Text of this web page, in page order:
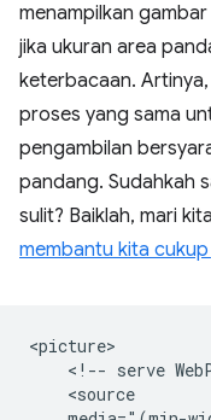
menampilkan
jika ukuran area
keterbacaan.
proses yang sama
pengambilan
pandang. Sudahkah
sulit? Baiklah, mari
membantu kita cukup
<picture>
<!-- serve
    <source